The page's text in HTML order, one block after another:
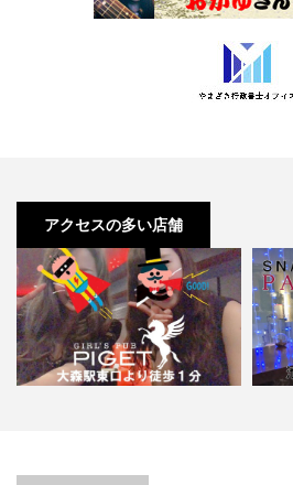
アクセスの多い店舗
【大森】ガールズパブPIGET（ピ